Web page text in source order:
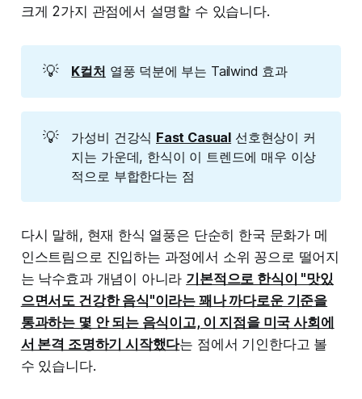
크게 2가지 관점에서 설명할 수 있습니다.
💡 K컬처 열풍 덕분에 부는 Tailwind 효과
💡 가성비 건강식 Fast Casual 선호현상이 커
지는 가운데, 한식이 이 트렌드에 매우 이상
적으로 부합한다는 점
다시 말해, 현재 한식 열풍은 단순히 한국 문화가 메
인스트림으로 진입하는 과정에서 소위 꽁으로 떨어지
는 낙수효과 개념이 아니라 기본적으로 한식이 "맛있
으면서도 건강한 음식"이라는 꽤나 까다로운 기준을
통과하는 몇 안 되는 음식이고, 이 지점을 미국 사회에
서 본격 조명하기 시작했다는 점에서 기인한다고 볼
수 있습니다.